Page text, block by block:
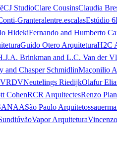
CJ StudioClare CousinsClaudia
Granteralentre.escalasEstúdio 6
HidekiFernando and Humberto
Guido Otero ArquiteturaH2C
J.A. Brinkman and L.C. Van der
and Chasper SchmidlinMaçonilio
Neutelings RiedijkOlafur
CohenRCR ArquitectesRenzo
São Paulo Arquitetos
undiúvãoVapor Arquitetura